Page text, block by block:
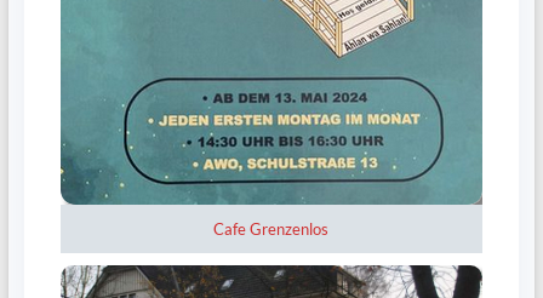
Cafe Grenzenlos